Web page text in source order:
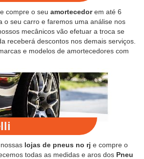
compre o seu amortecedorem até 6
o seu carro e faremos uma análise nos
mecânicos vão efetuar a troca se
receberá descontos nos demais serviços.
e modelos de amortecedores com
lojas de pneus no rj e compre o
todas as medidas e aros dos Pneu